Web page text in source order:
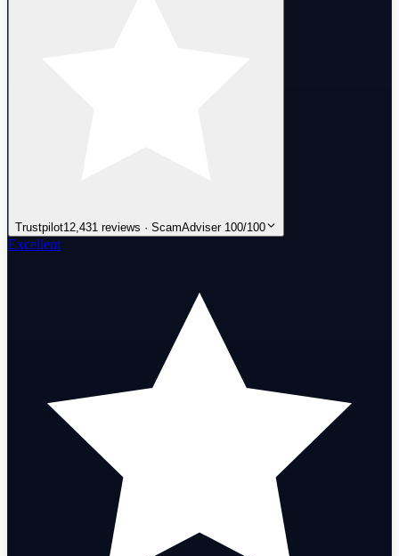
Trustpilot12,431 reviews · ScamAdviser 100/100
Excellent